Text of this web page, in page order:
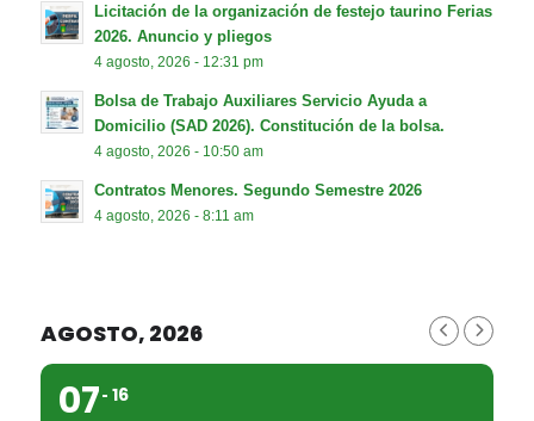
Licitación de la organización de festejo taurino Ferias
2026. Anuncio y pliegos
4 agosto, 2026 - 12:31 pm
Bolsa de Trabajo Auxiliares Servicio Ayuda a
Domicilio (SAD 2026). Constitución de la bolsa.
4 agosto, 2026 - 10:50 am
Contratos Menores. Segundo Semestre 2026
4 agosto, 2026 - 8:11 am
AGOSTO, 2026
07 16